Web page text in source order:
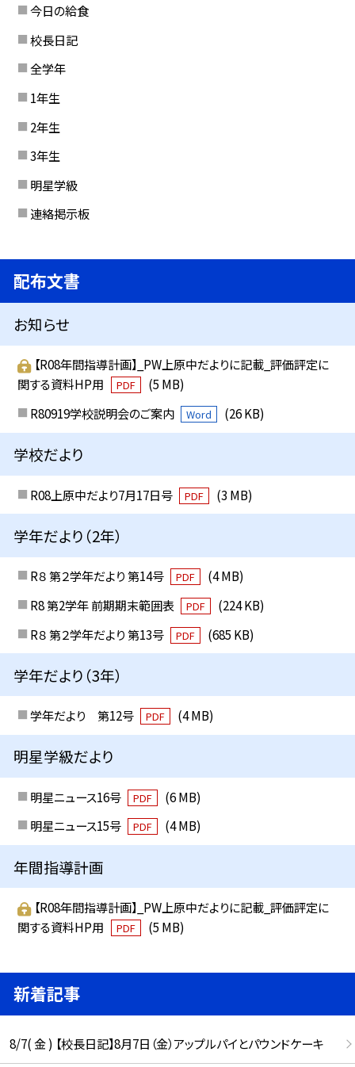
今日の給食
校長日記
全学年
1年生
2年生
3年生
明星学級
連絡掲示板
配布文書
お知らせ
【R08年間指導計画】_PW上原中だよりに記載_評価評定に
関する資料HP用
PDF
(5 MB)
R80919学校説明会のご案内
Word (26 KB)
学校だより
R08上原中だより7月17日号 PDF (3 MB)
学年だより（2年）
R８ 第２学年だより 第14号 PDF
(4 MB)
R8 第2学年 前期期末範囲表
PDF
(224 KB)
R８ 第２学年だより 第13号
PDF (685 KB)
学年だより（3年）
学年だより 第12号 PDF (4 MB)
明星学級だより
明星ニュース16号 PDF
(6 MB)
明星ニュース15号
PDF (4 MB)
年間指導計画
【R08年間指導計画】_PW上原中だよりに記載_評価評定に
関する資料HP用
PDF (5 MB)
新着記事
8/7( 金 ) 【校長日記】8月7日（金）アップルパイとパウンドケーキ